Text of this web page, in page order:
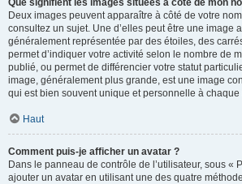
Que signifient les images situées à côté de mon
Deux images peuvent apparaître à côté de votre
consultez un sujet. Une d’elles peut être une image
généralement représentée par des étoiles, des
permet d’indiquer votre activité selon le nombre de
publié, ou permet de différencier votre statut
image, généralement plus grande, est une image
qui est bien souvent unique et personnelle à chaque
Haut
Comment puis-je afficher un avatar ?
Dans le panneau de contrôle de l’utilisateur, sous «
ajouter un avatar en utilisant une des quatre